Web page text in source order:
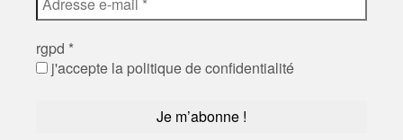
rgpd *
j'accepte la politique de confidentialité